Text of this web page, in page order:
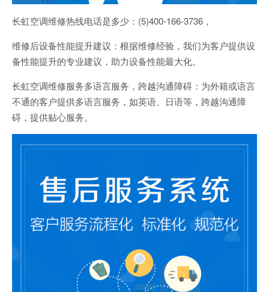
长虹空调维修热线电话是多少：(5)400-166-3736，
维修后设备性能提升建议：根据维修经验，我们为客户提供设
备性能提升的专业建议，助力设备性能最大化。
长虹空调维修服务多语言服务，跨越沟通障碍：为外籍或语言
不通的客户提供多语言服务，如英语、日语等，跨越沟通障
碍，提供贴心服务。